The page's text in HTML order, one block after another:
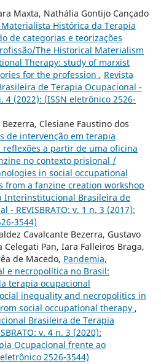
Maxta, Nathália Gontijo Cançado
Histórica da Terapia
de categorias e teorizações
The Historical Materialism
Therapy: study of marxist
for the profession , Revista
de Terapia Ocupacional -
4 (2022): (ISSN eletrônico 2526-
Clesiane Faustino dos
de intervenção em terapia
reflexões a partir de uma oficina
no contexto prisional /
in social occupational
from a fanzine creation workshop
Interinstitucional Brasileira de
- REVISBRATO: v. 1 n. 3 (2017):
3544)
Cavalcante Bezerra, Gustavo
Pan, Iara Falleiros Braga,
de Macedo, Pandemia,
e necropolítica no Brasil:
terapia ocupacional
inequality and necropolitics in
social occupational therapy ,
Brasileira de Terapia
v. 4 n. 3 (2020):
Ocupacional frente ao
2526-3544)